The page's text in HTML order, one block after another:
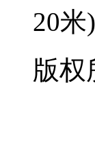
20米)
版权